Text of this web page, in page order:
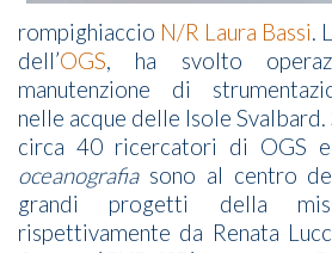
rompighiaccio N/R Laura Bassi.
dell’OGS, ha svolto
manutenzione di
nelle acque delle Isole
circa 40 ricercatori di OGS
oceanografiasono al centro
grandi progetti della
rispettivamente da Renata